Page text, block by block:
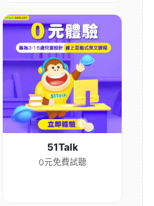
51Talk
0元免費試聽